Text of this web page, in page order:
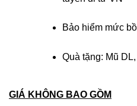
Bảo hiểm mức
Quà tặng: Mũ
GIÁ KHÔNG BAO GỒM